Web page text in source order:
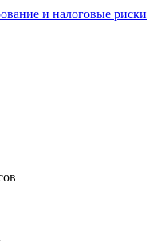
и налоговые риски